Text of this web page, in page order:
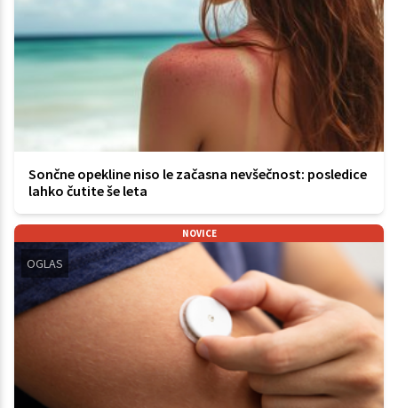
Sončne opekline niso le začasna nevšečnost: posledice
lahko čutite še leta
NOVICE
OGLAS